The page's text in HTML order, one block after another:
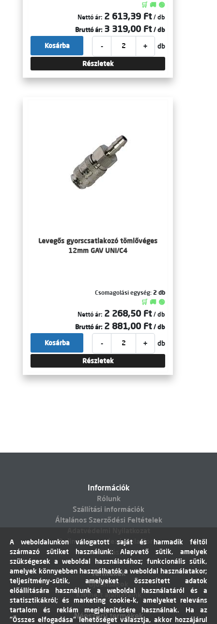
🛒 🚚 🟢
Nettó ár: 2 613,39 Ft / db
Bruttó ár: 3 319,00 Ft / db
- + db
Kosárba
Részletek
Levegős gyorscsatlakozó tömlővéges
12mm GAV UNI/C4
Csomagolási egység: 2 db
🛒 🚚 🟢
Nettó ár: 2 268,50 Ft / db
Bruttó ár: 2 881,00 Ft / db
- + db
Kosárba
Részletek
Információk
Rólunk
Szállítási információk
Általános Szerződési Feltételek
Online vitarendezési platform
Elállás
Termékek
Újdonságok
Kiemelt ajánlataink
Népszerű termékek
A weboldalunkon válogatott saját és harmadik féltől
származó sütiket használunk: Alapvető sütik, amelyek
szükségesek a weboldal használatához; funkcionális sütik,
amelyek könnyebben használhatók a weboldal használatakor;
teljesítmény-sütik, amelyeket összesített adatok
előállítására használunk a weboldal használatáról és a
statisztikákról; és marketing cookie-k, amelyeket releváns
tartalom és reklám megjelenítésére használnak. Ha az
"Összes elfogadása" lehetőséget választja, akkor hozzájárul